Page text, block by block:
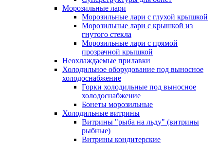
Морозильные лари
Морозильные лари с глухой крышкой
Морозильные лари с крышкой из
гнутого стекла
Морозильные лари с прямой
прозрачной крышкой
Неохлаждаемые прилавки
Холодильное оборудование под выносное
холодоснабжение
Горки холодильные под выносное
холодоснабжение
Бонеты морозильные
Холодильные витрины
Витрины "рыба на льду" (витрины
рыбные)
Витрины кондитерские